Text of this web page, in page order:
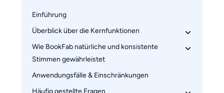
Einführung
Überblick über die Kernfunktionen
Personalisiertes Stimmenklonen
Erstellung von Langform-Inhalten
Wie BookFab natürliche und konsistente
Stimmen gewährleistet
Umfassende Audio-Vorverarbeitung: Saubere
Eingabe, saubere Ausgabe
Anwendungsfälle & Einschränkungen
Häufig gestellte Fragen